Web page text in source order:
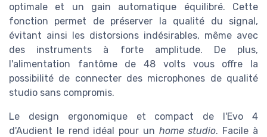
optimale et un gain automatique équilibré. Cette
fonction permet de préserver la qualité du signal,
évitant ainsi les distorsions indésirables, même avec
des instruments à forte amplitude. De plus,
l'alimentation fantôme de 48 volts vous offre la
possibilité de connecter des microphones de qualité
studio sans compromis.
Le design ergonomique et compact de l'Evo 4
d'Audient le rend idéal pour un home studio. Facile à